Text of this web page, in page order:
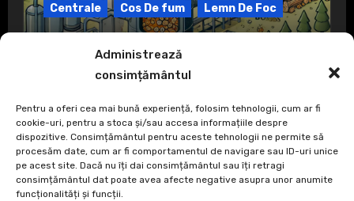
Administrează
consimțământul
Pentru a oferi cea mai bună experiență, folosim tehnologii, cum ar fi
cookie-uri, pentru a stoca și/sau accesa informațiile despre
dispozitive. Consimțământul pentru aceste tehnologii ne permite să
procesăm date, cum ar fi comportamentul de navigare sau ID-uri unice
pe acest site. Dacă nu îți dai consimțământul sau îți retragi
consimțământul dat poate avea afecte negative asupra unor anumite
funcționalități și funcții.
Centrale Cos De fum Lemn De Foc